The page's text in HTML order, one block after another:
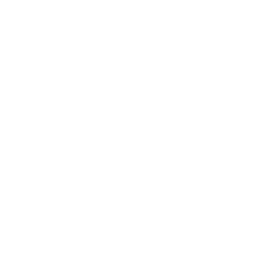
verstoßen; (v) Sie
von Daten vor, für die Sie
oder Gegenleistung
keine Einsendungen
Informationen enthalten,
Adressen, E-Mail-Adressen,
oder andere
zu Ihnen selbst oder
Sie nehmen keine
vor, die potenziell